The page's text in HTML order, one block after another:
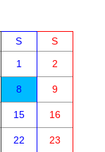
S
S
1
2
8 9
15 16
22 23